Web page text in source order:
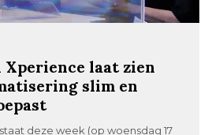
laat zien
slim en
deze week (op woensdag 17